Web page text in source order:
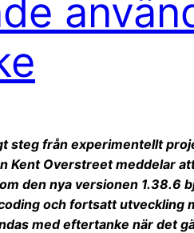
steg från experimentellt
Kent Overstreet meddelar
den nya versionen 1.38.6
och fortsatt utveckling
med eftertanke när det